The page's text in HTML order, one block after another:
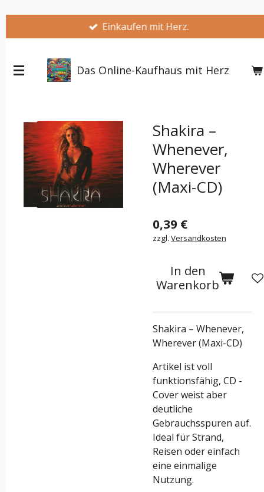
springen
Einkaufen mit Herz.
Das Online-Kaufhaus mit Herz
Shakira –
Whenever,
Wherever
(Maxi-CD)
0,39 €
zzgl. Versandkosten
In den
Warenkorb
Shakira – Whenever,
Wherever (Maxi-CD)
Artikel ist voll
funktionsfähig, CD -
Cover weist aber
deutliche
Gebrauchsspuren auf.
Ideal für Strand,
Reisen oder einfach
eine einmalige
Nutzung.